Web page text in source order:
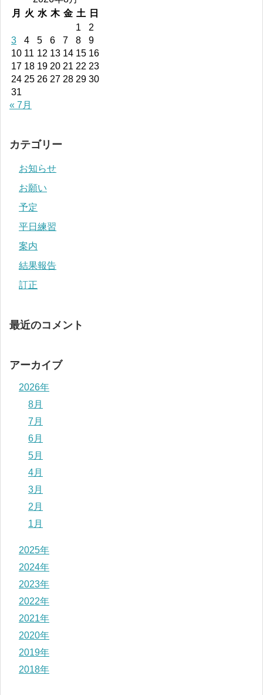
月
火 水 木 金 土
日
1
2
3
4 5 6 7 8
9
10 11 12 13 14 15 16
17 18 19 20 21 22 23
24 25 26 27 28 29 30
31
« 7月
カテゴリー
お知らせ
お願い
予定
平日練習
案内
結果報告
訂正
最近のコメント
アーカイブ
2026年
8月
7月
6月
5月
4月
3月
2月
1月
2025年
2024年
2023年
2022年
2021年
2020年
2019年
2018年